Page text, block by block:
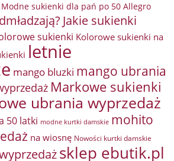
sukienki dla pań po 50 Allegro
Jakie sukienki
sukienki Kolorowe sukienki na
letnie
mango bluzki mango ubrania
Markowe sukienki
ubrania wyprzedaż
50 latki modne kurtki damskie mohito
na wiosnę Nowości kurtki damskie
sklep ebutik.pl